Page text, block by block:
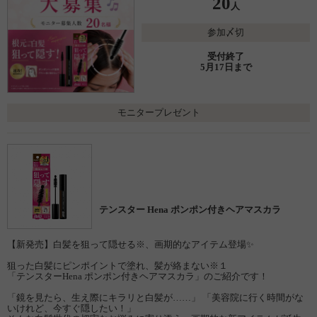
人
参加〆切
受付終了
5月17日まで
モニタープレゼント
テンスター Hena ポンポン付きヘアマスカラ
【新発売】白髪を狙って隠せる※、画期的なアイテム登場✨
狙った白髪にピンポイントで塗れ、髪が絡まない※１
「テンスターHena ポンポン付きヘアマスカラ」のご紹介です！
「鏡を見たら、生え際にキラリと白髪が……」 「美容院に行く時間がな
いけれど、今すぐ隠したい！」